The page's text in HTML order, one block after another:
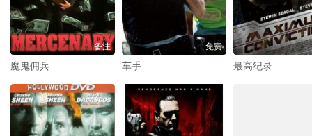
备注
魔鬼佣兵
免费
车手 最高纪录